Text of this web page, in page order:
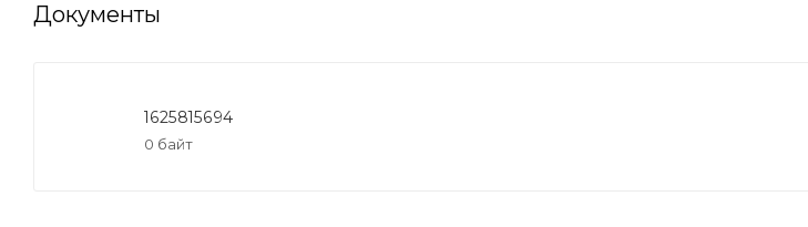
Документы
1625815694
0 байт